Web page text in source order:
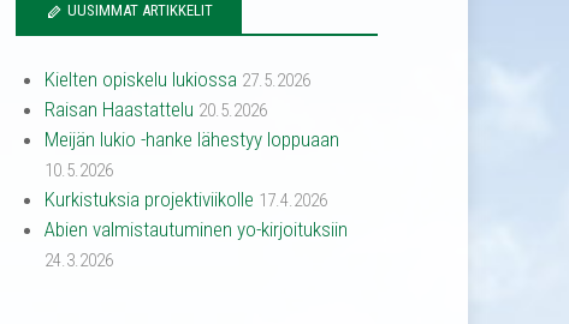
UUSIMMAT ARTIKKELIT
Kielten opiskelu lukiossa 27.5.2026
Raisan Haastattelu 20.5.2026
Meijän lukio -hanke lähestyy loppuaan
10.5.2026
Kurkistuksia projektiviikolle 17.4.2026
Abien valmistautuminen yo-kirjoituksiin
24.3.2026